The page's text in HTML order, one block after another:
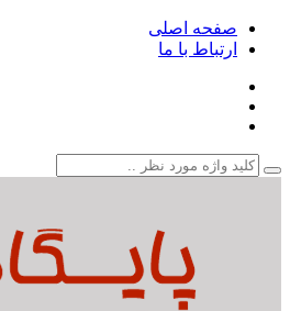
صفحه اصلی
ارتباط با ما